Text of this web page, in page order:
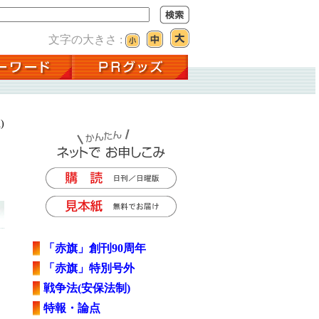
文字の大きさ :
「赤旗」創刊90周年
「赤旗」特別号外
戦争法(安保法制)
特報・論点